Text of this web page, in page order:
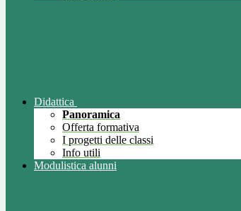
Didattica
Panoramica
Offerta formativa
I progetti delle classi
Info utili
Modulistica alunni